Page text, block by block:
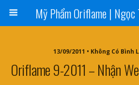
Mỹ Phẩm Oriflame | Ngọc
13/09/2011 • Không Có Bình
Oriflame 9-2011 – Nhận